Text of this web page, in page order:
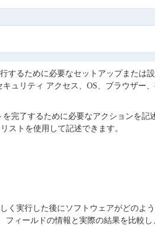
するために必要なセットアップまたは
ュリティ アクセス、OS、ブラウザー
完了するために必要なアクションを記
ストを使用して記述できます。
く実行した後にソフトウェアがどのよ
フィールドの情報と実際の結果を比較